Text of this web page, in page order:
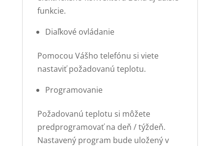
funkcie.
Diaľkové ovládanie
Pomocou Vášho telefónu si viete
nastaviť požadovanú teplotu.
Programovanie
Požadovanú teplotu si môžete
predprogramovať na deň / týždeň.
Nastavený program bude uložený v